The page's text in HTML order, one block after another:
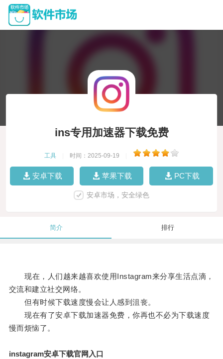
ins专用加速器下载免费
工具 时间：2025-09-19
安卓下载 苹果下载 PC下载
安卓市场，安全绿色
简介 排行
现在，人们越来越喜欢使用Instagram来分享生活点滴，
交流和建立社交网络。
但有时候下载速度慢会让人感到沮丧。
现在有了安卓下载加速器免费，你再也不必为下载速度
慢而烦恼了。
instagram安卓下载官网入口